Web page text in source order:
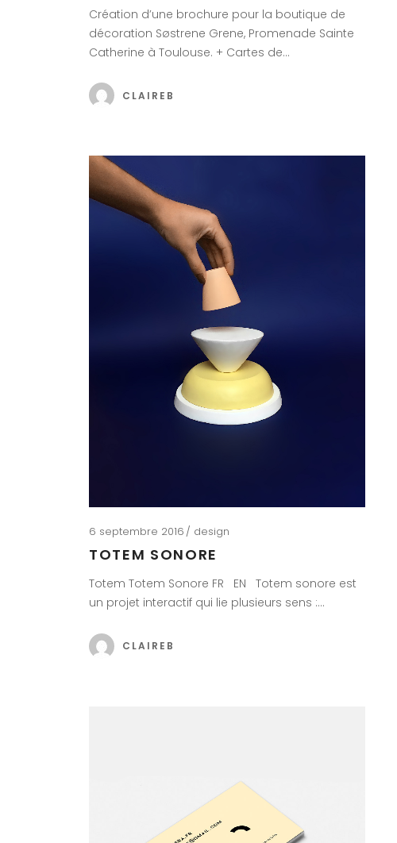
Création d’une brochure pour la boutique de
décoration Søstrene Grene, Promenade Sainte
Catherine à Toulouse. + Cartes de…
CLAIREB
6 septembre 2016 design
TOTEM SONORE
Totem Totem Sonore FR EN Totem sonore est
un projet interactif qui lie plusieurs sens :…
CLAIREB